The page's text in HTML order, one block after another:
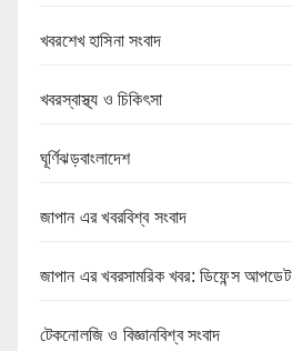
খবরশেখ হাসিনা সংবাদ
খবরস্বাস্থ্য ও চিকিৎসা
ঘূর্ণিঝড়বাংলাদেশ
জাপান এর খবরবিশ্ব সংবাদ
জাপান এর খবরসামরিক খবর: ডিফেন্স আপডেট
টেকনোলজি ও বিজ্ঞানবিশ্ব সংবাদ